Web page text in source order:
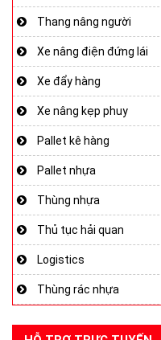
Thang nâng người
Xe nâng điện đứng lái
Xe đẩy hàng
Xe nâng kẹp phuy
Pallet kê hàng
Pallet nhựa
Thùng nhựa
Thủ tục hải quan
Logistics
Thùng rác nhựa